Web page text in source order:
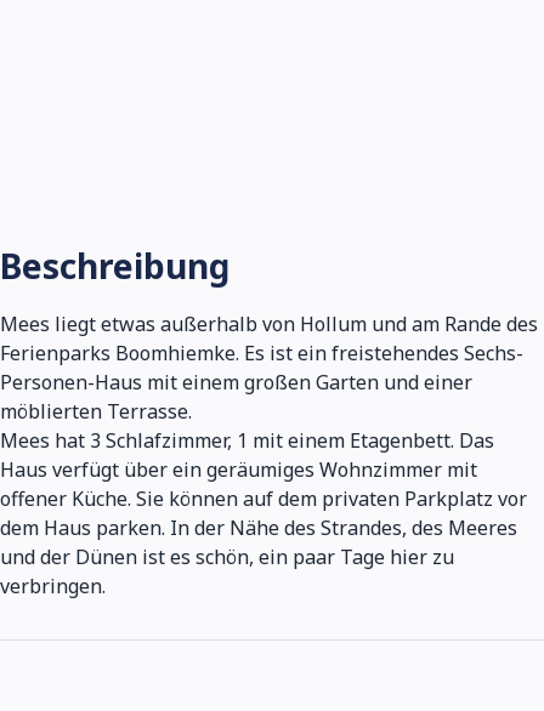
Beschreibung
Mees liegt etwas außerhalb von Hollum und am Rande des
Ferienparks Boomhiemke. Es ist ein freistehendes Sechs-
Personen-Haus mit einem großen Garten und einer
möblierten Terrasse.
Mees hat 3 Schlafzimmer, 1 mit einem Etagenbett. Das
Haus verfügt über ein geräumiges Wohnzimmer mit
offener Küche. Sie können auf dem privaten Parkplatz vor
dem Haus parken. In der Nähe des Strandes, des Meeres
und der Dünen ist es schön, ein paar Tage hier zu
verbringen.